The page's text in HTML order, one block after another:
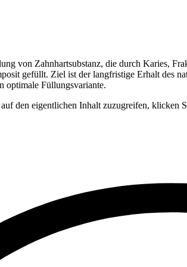
von Zahnhartsubstanz, die durch Karies,
gefüllt. Ziel ist der langfristige Erhalt des
optimale Füllungsvariante.
den eigentlichen Inhalt zuzugreifen, klicken